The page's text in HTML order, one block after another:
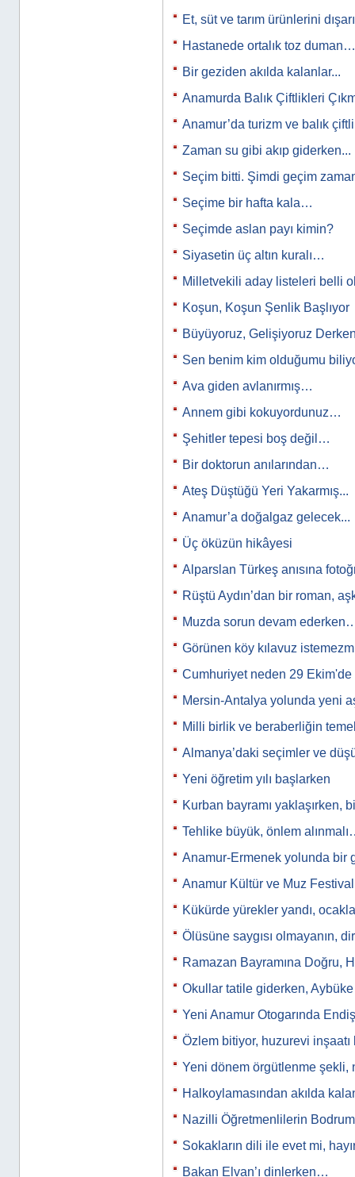
Et, süt ve tarım ürünlerini
Hastanede ortalık toz duman…
Bir geziden akılda kalanlar...
Anamurda Balık Çiftlikleri
Anamur’da turizm ve balık
Zaman su gibi akıp giderken...
Seçim bitti. Şimdi geçim
Seçime bir hafta kala…
Seçimde aslan payı kimin?
Siyasetin üç altın kuralı…
Milletvekili aday listeleri belli
Koşun, Koşun Şenlik Başlıyor
Büyüyoruz, Gelişiyoruz
Sen benim kim olduğumu
Ava giden avlanırmış…
Annem gibi kokuyordunuz…
Şehitler tepesi boş değil…
Bir doktorun anılarından…
Ateş Düştüğü Yeri Yakarmış...
Anamur’a doğalgaz gelecek...
Üç öküzün hikâyesi
Alparslan Türkeş anısına
Rüştü Aydın’dan bir roman,
Muzda sorun devam
Görünen köy kılavuz
Cumhuriyet neden 29
Mersin-Antalya yolunda yeni
Milli birlik ve beraberliğin
Almanya’daki seçimler ve
Yeni öğretim yılı başlarken
Kurban bayramı yaklaşırken,
Tehlike büyük, önlem
Anamur-Ermenek yolunda bir
Anamur Kültür ve Muz
Kükürde yürekler yandı,
Ölüsüne saygısı olmayanın,
Ramazan Bayramına Doğru,
Okullar tatile giderken,
Yeni Anamur Otogarında
Özlem bitiyor, huzurevi
Yeni dönem örgütlenme şekli,
Halkoylamasından akılda
Nazilli Öğretmenlilerin
Sokakların dili ile evet mi,
Bakan Elvan’ı dinlerken…